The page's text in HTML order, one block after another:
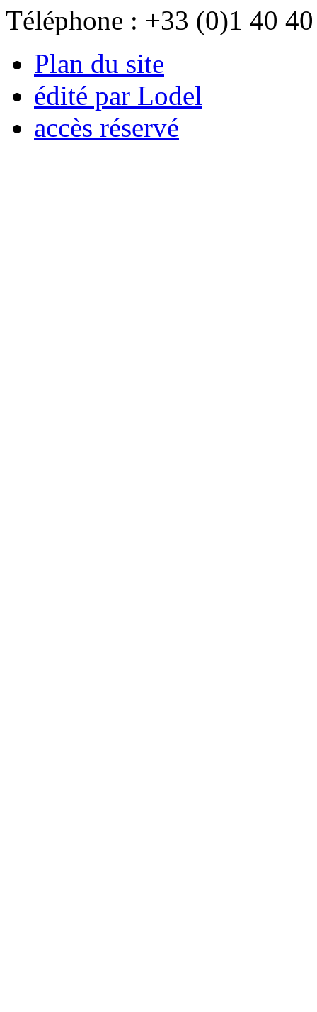
Téléphone : +33 (0)1 40
Plan du site
édité par Lodel
accès réservé